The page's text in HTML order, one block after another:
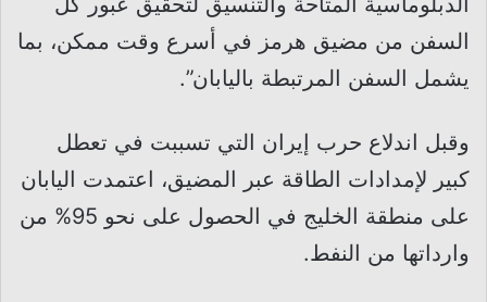
السفن من مضيق هرمز في أسرع وقت ممكن، بما
يشمل السفن المرتبطة باليابان”.
وقبل اندلاع حرب إيران التي تسببت في تعطل
كبير لإمدادات الطاقة عبر المضيق، اعتمدت اليابان
على منطقة الخليج في الحصول على نحو 95% من
وارداتها من النفط.